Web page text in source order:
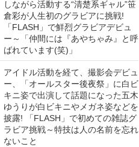
しながら活動する“清楚系ギャル”笹
倉彩が人生初のグラビアに挑戦!
「FLASH」で鮮烈グラビアデビュ
ー～「仲間には『あやちゃみ』と呼
ばれています(笑)」
アイドル活動を経て、撮影会デビュ
ー、「オールスター後夜祭」に白ビ
キニ姿で出演して話題になった五木
ゆうりが白ビキニやメガネ姿などを
披露! 「FLASH」で初めての雑誌グ
ラビア挑戦～特技は人の名前を忘れ
ないこと